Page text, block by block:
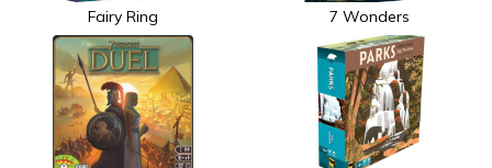
Fairy Ring 7 Wonders